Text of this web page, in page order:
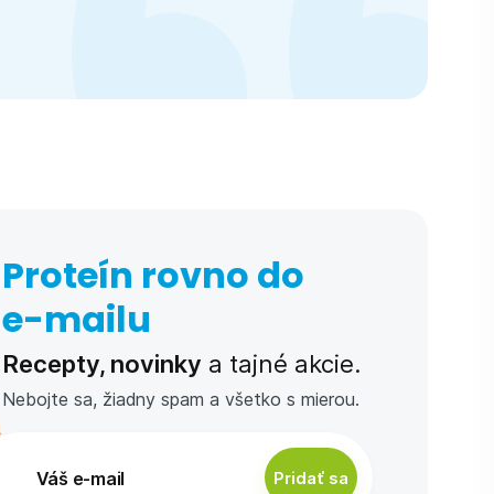
Proteín rovno do
e-⁠mailu
Recepty, novinky a tajné akcie.
Nebojte sa, žiadny spam a všetko s mierou.
Pridať sa